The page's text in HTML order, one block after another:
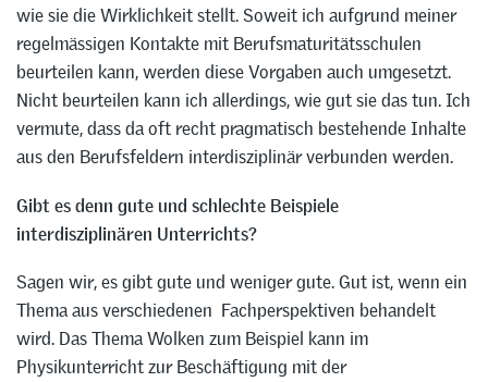
wie sie die Wirklichkeit stellt. Soweit ich aufgrund meiner
regelmässigen Kontakte mit Berufsmaturitätsschulen
beurteilen kann, werden diese Vorgaben auch umgesetzt.
Nicht beurteilen kann ich allerdings, wie gut sie das tun. Ich
vermute, dass da oft recht pragmatisch bestehende Inhalte
aus den Berufsfeldern interdisziplinär verbunden werden.
Gibt es denn gute und schlechte Beispiele
interdisziplinären Unterrichts?
Sagen wir, es gibt gute und weniger gute. Gut ist, wenn ein
Thema aus verschiedenen Fachperspektiven behandelt
wird. Das Thema Wolken zum Beispiel kann im
Physikunterricht zur Beschäftigung mit der